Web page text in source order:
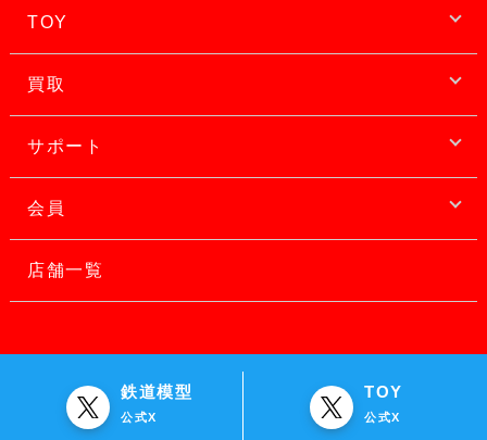
TOY
買取
サポート
会員
店舗一覧
鉄道模型
公式X
TOY
公式X